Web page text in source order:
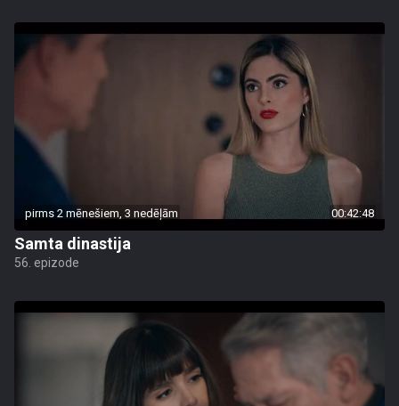
pirms 2 mēnešiem, 3 nedēļām 00:42:48
Samta dinastija
56. epizode